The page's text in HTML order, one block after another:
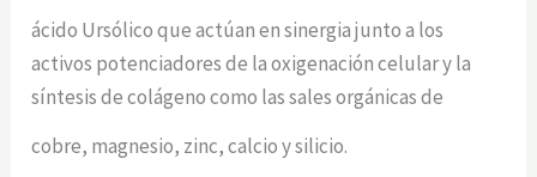
ácido Ursólico que actúan en sinergia junto a los
activos potenciadores de la oxigenación celular y la
síntesis de colágeno como las sales orgánicas de
cobre, magnesio, zinc, calcio y silicio.